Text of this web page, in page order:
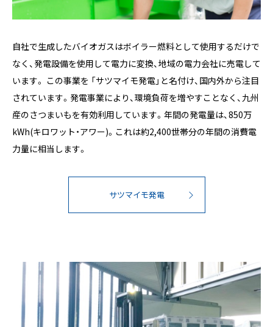
自社で生成したバイオガスはボイラー燃料として使用するだけで
なく、発電設備を使用して電力に変換、地域の電力会社に売電して
います。 この事業を 「サツマイモ発電」と名付け、国内外から注目
されています。発電事業により、環境負荷を増やすことなく、九州
産のさつまいもを有効利用しています。年間の発電量は、850万
kWh(キロワット・アワー)。これは約2,400世帯分の年間の消費電
力量に相当します。
サツマイモ発電